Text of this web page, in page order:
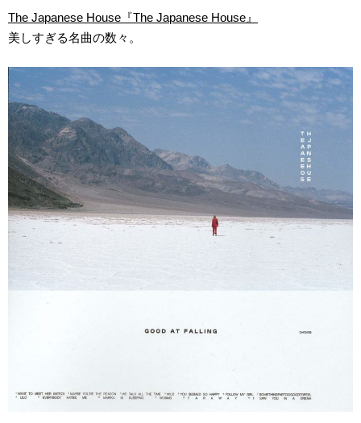
The Japanese House『The Japanese House』
美しすぎる名曲の数々。